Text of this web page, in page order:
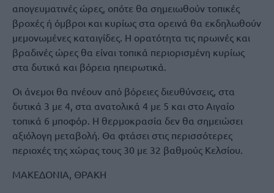
απογευματινές ώρες, οπότε θα σημειωθούν τοπικές
βροχές ή όμβροι και κυρίως στα ορεινά θα εκδηλωθούν
μεμονωμένες καταιγίδες. Η ορατότητα τις πρωινές και
βραδινές ώρες θα είναι τοπικά περιορισμένη κυρίως
στα δυτικά και βόρεια ηπειρωτικά.
Οι άνεμοι θα πνέουν από βόρειες διευθύνσεις, στα
δυτικά 3 με 4, στα ανατολικά 4 με 5 και στο Αιγαίο
τοπικά 6 μποφόρ. Η θερμοκρασία δεν θα σημειώσει
αξιόλογη μεταβολή. Θα φτάσει στις περισσότερες
περιοχές της χώρας τους 30 με 32 βαθμούς Κελσίου.
ΜΑΚΕΔΟΝΙΑ, ΘΡΑΚΗ